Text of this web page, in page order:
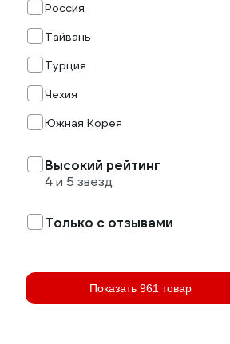
Россия
Тайвань
Турция
Чехия
Южная Корея
Высокий рейтинг
4 и 5 звезд
Только с отзывами
Показать 961 товар